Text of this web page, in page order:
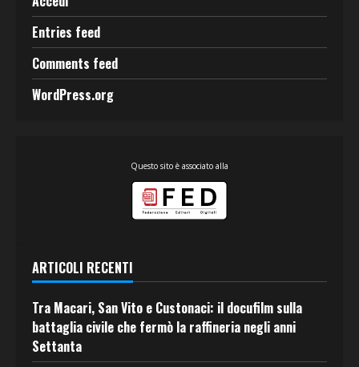
Entries feed
Comments feed
WordPress.org
Questo sito è associato alla
ARTICOLI RECENTI
Tra Macari, San Vito e Custonaci: il docufilm sulla
battaglia civile che fermò la raffineria negli anni
Settanta